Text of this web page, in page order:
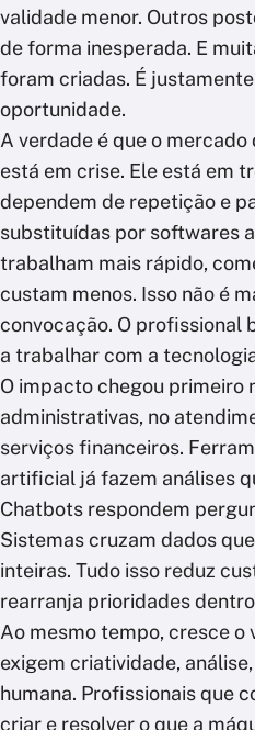
validade menor. Outros
de forma inesperada. E
foram criadas. É
oportunidade.
A verdade é que o
está em crise. Ele está em
dependem de repetição e
substituídas por softwares
trabalham mais rápido,
custam menos. Isso não é
convocação. O profissional
a trabalhar com a
O impacto chegou primeiro
administrativas, no
serviços financeiros.
artificial já fazem análises
Chatbots respondem
Sistemas cruzam dados
inteiras. Tudo isso reduz
rearranja prioridades
Ao mesmo tempo, cresce
exigem criatividade,
humana. Profissionais que
criar e resolver o que a